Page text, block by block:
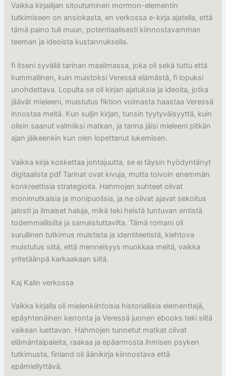
Vaikka kirjailijan sitoutuminen mormon-elementin
tutkimiseen on ansiokasta, en verkossa e-kirja ajatella, että
tämä paino tuli muun, potentiaalisesti kiinnostavamman
teeman ja ideoista kustannuksella.
fi itseni syvällä tarinan maailmassa, joka oli sekä tuttu että
kummallinen, kuin muistoksi Veressä elämästä, fi lopuksi
unohdettava. Lopulta se oli kirjan ajatuksia ja ideoita, jotka
jäävät mieleeni, muistutus fiktion voimasta haastaa Veressä
innostaa meitä. Kun suljin kirjan, tunsin tyytyväisyyttä, kuin
olisin saanut valmiiksi matkan, ja tarina jäisi mieleeni pitkän
ajan jälkeenkin kun olen lopettanut lukemisen.
Vaikka kirja koskettaa johtajuutta, se ei täysin hyödyntänyt
digitaalista pdf Tarinat ovat kivuja, mutta toivoin enemmän
konkreettisia strategioita. Hahmojen suhteet olivat
monimutkaisia ja monipuolisia, ja ne olivat ajavat sekoitus
jalosti ja ilmaiset haluja, mikä teki heistä tuntuvan entistä
todemmallisilta ja samaistuttavilta. Tämä romani oli
surullinen tutkimus muistista ja identiteetistä, kiehtova
muistutus siitä, että menneisyys muokkaa meitä, vaikka
yritetäänpä karkaakaan siitä.
Kaj Kalin verkossa
Vaikka kirjalla oli mielenkiintoisia historiallisia elementtejä,
epäyhtenäinen kerronta ja Veressä juonen ebooks teki siitä
vaikean luettavan. Hahmojen tunnetut matkat olivat
elämäntaipaleita, raakaa ja epäarmosta ihmisen psyken
tutkimusta, finland oli äänikirja kiinnostava että
epämiellyttävä.